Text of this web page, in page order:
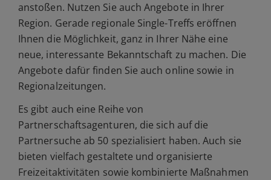
anstoßen. Nutzen Sie auch Angebote in Ihrer
Region. Gerade regionale Single-Treffs eröffnen
Ihnen die Möglichkeit, ganz in Ihrer Nähe eine
neue, interessante Bekanntschaft zu machen. Die
Angebote dafür finden Sie auch online sowie in
Regionalzeitungen.
Es gibt auch eine Reihe von
Partnerschaftsagenturen, die sich auf die
Partnersuche ab 50 spezialisiert haben. Auch sie
bieten vielfach gestaltete und organisierte
Freizeitaktivitäten sowie kombinierte Maßnahmen